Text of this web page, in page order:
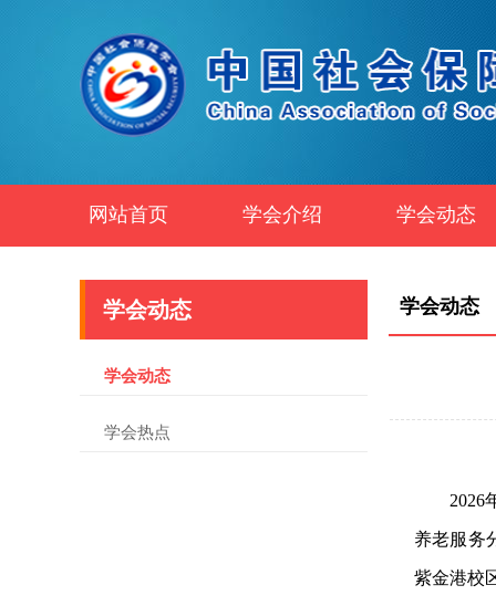
网站首页 学会介绍 学会动态
学会动态
学会动态
学会热点
学会动态
2026
养老服务
紫金港校